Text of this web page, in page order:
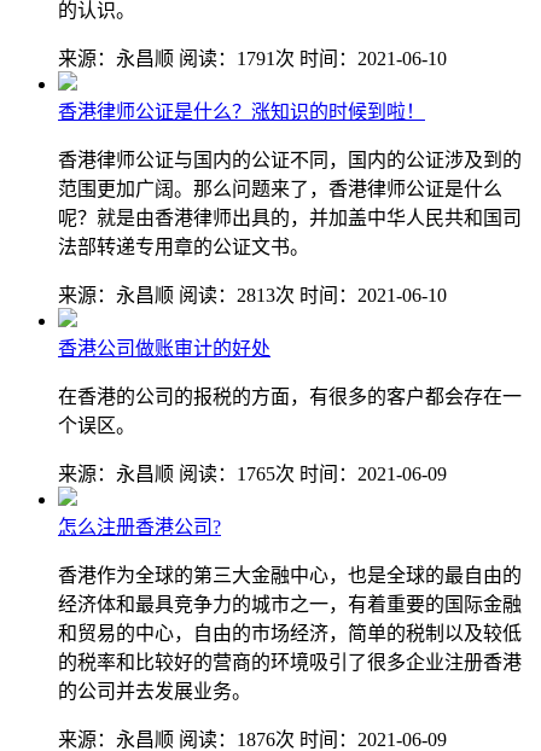
的认识。
来源：永昌顺 阅读：1791次 时间：2021-06-10
香港律师公证是什么？涨知识的时候到啦！
香港律师公证与国内的公证不同，国内的公证涉及到的
范围更加广阔。那么问题来了，香港律师公证是什么
呢？就是由香港律师出具的，并加盖中华人民共和国司
法部转递专用章的公证文书。
来源：永昌顺 阅读：2813次 时间：2021-06-10
香港公司做账审计的好处
在香港的公司的报税的方面，有很多的客户都会存在一
个误区。
来源：永昌顺 阅读：1765次 时间：2021-06-09
怎么注册香港公司?
香港作为全球的第三大金融中心，也是全球的最自由的
经济体和最具竞争力的城市之一，有着重要的国际金融
和贸易的中心，自由的市场经济，简单的税制以及较低
的税率和比较好的营商的环境吸引了很多企业注册香港
的公司并去发展业务。
来源：永昌顺 阅读：1876次 时间：2021-06-09